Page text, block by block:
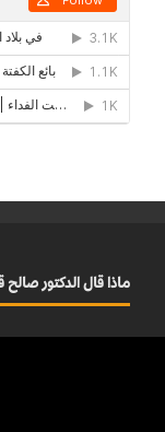
ماذا قال الدكتور صالح